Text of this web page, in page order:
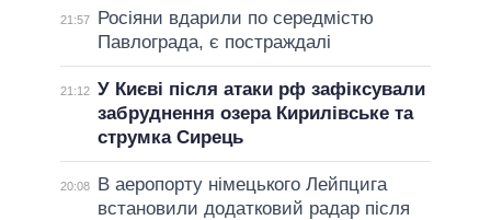
21:57
Росіяни вдарили по середмістю
Павлограда, є постраждалі
21:12 У Києві після атаки рф зафіксували
забруднення озера Кирилівське та
струмка Сирець
20:08
В аеропорту німецького Лейпцига
встановили додатковий радар після